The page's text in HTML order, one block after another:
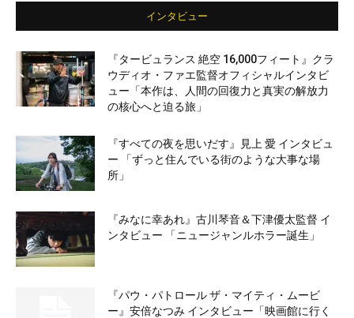
インタビュー
『タービュランス 絶空 16,000フィート』クラ
ウディオ・ファエ監督オフィシャルインタビ
ュー「本作は、人間の回復力と真実の解放力
の核心へと迫る旅」
『すべての夜を思いだす』見上 愛 インタビュ
ー 「ずっと住んでいる街のような大事な場
所」
『みなに幸あれ』古川琴音＆下津優太監督 イ
ンタビュー 「ニュージャンルホラー誕生」
『パウ・パトロール ザ・マイティ・ムービ
ー』安倍なつみ インタビュー「映画館に行く